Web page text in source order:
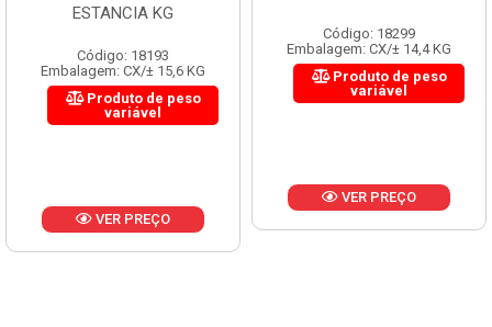
ESTANCIA KG
Código: 18193
Embalagem: CX/± 15,6 KG
Produto de peso
variável
VER PREÇO
Código: 18299
Embalagem: CX/± 14,4 KG
Produto de peso
variável
VER PREÇO